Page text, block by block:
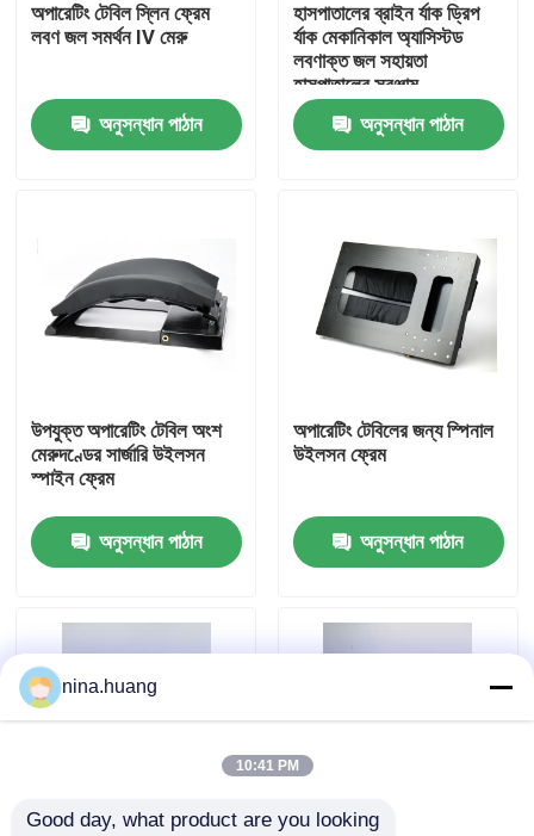
বাড়ি
আমাদের সম্পর্কে
মান নিয়ন্ত্রণ
আমাদের সাথে যোগাযোগ করুন
অপারেটিং টেবিল আনুষাঙ্গিক
অপারেশন টেবিল হাইড্রোলিক সিস্টেম
অপারেটিং টেবিল স্লিন ফ্রেম
লবণ জল সমর্থন IV মেরু
অনুসন্ধান পাঠান
হাসপাতালের ব্রাইন র্যাক ড্রিপ
র্যাক মেকানিকাল অ্যাসিস্টড
লবণাক্ত জল সহায়তা
হাসপাতালের সরঞ্জাম
অনুসন্ধান পাঠান
উপযুক্ত অপারেটিং টেবিল অংশ
মেরুদণ্ডের সার্জারি উইলসন
স্পাইন ফ্রেম
অনুসন্ধান পাঠান
অপারেটিং টেবিলের জন্য স্পিনাল
উইলসন ফ্রেম
অনুসন্ধান পাঠান
nina.huang
10:41 PM
Good day, what product are you looking